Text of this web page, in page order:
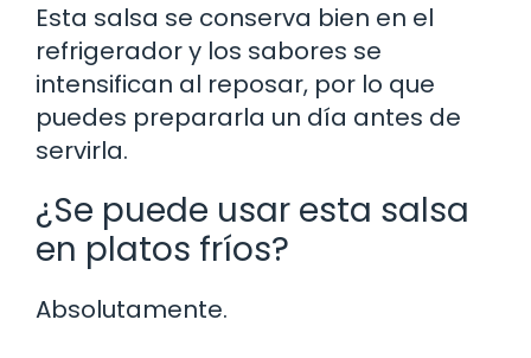
Esta salsa se conserva bien en el
refrigerador y los sabores se
intensifican al reposar, por lo que
puedes prepararla un día antes de
servirla.
¿Se puede usar esta salsa
en platos fríos?
Absolutamente.